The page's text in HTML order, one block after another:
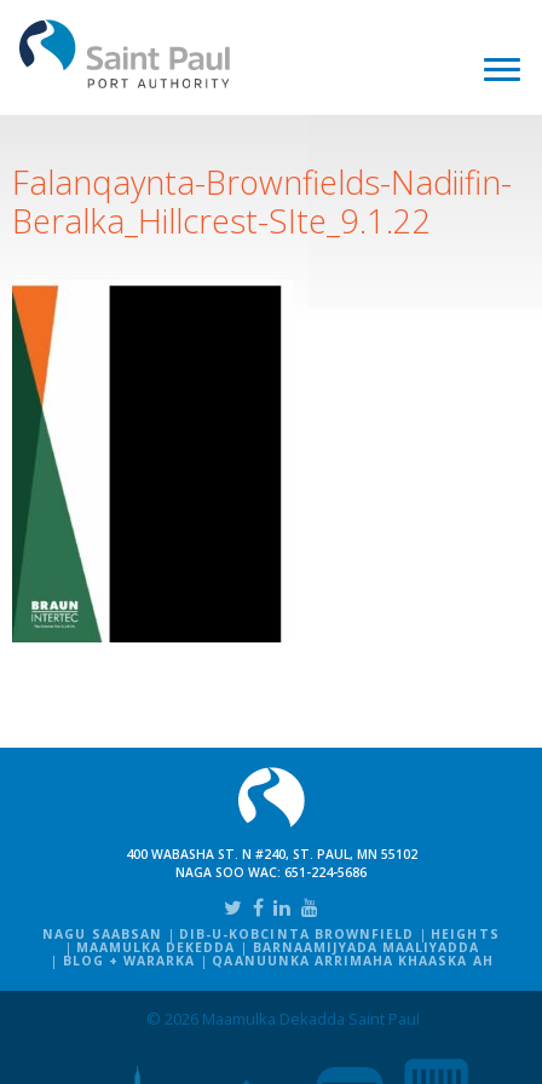
Falanqaynta-Brownfields-Nadiifin-
Beralka_Hillcrest-SIte_9.1.22
400 WABASHA ST. N #240, ST. PAUL, MN 55102
NAGA SOO WAC: 651-224-5686
NAGU SAABSAN DIB-U-KOBCINTA BROWNFIELD HEIGHTS
MAAMULKA DEKEDDA BARNAAMIJYADA MAALIYADDA
BLOG + WARARKA QAANUUNKA ARRIMAHA KHAASKA AH
© 2026 Maamulka Dekadda Saint Paul